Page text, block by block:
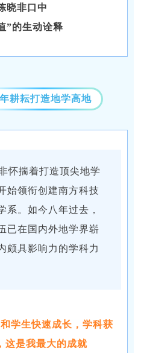
晓非口中
”的生动诠释
耕耘打造地学高地
怀揣着打造顶尖地学
始领衔创建南方科技
系。如今八年过去，
已在国内外地学界崭
颇具影响力的学科力
学生快速成长，学科获
这是我最大的成就